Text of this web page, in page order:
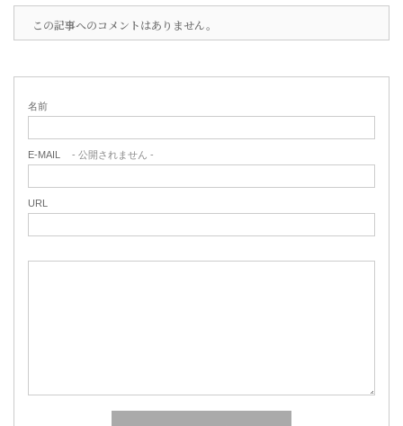
この記事へのコメントはありません。
名前
E-MAIL - 公開されません -
URL